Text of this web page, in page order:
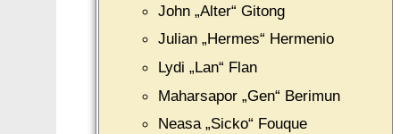
John „Alter“ Gitong
Julian „Hermes“ Hermenio
Lydi „Lan“ Flan
Maharsapor „Gen“ Berimun
Neasa „Sicko“ Fouque